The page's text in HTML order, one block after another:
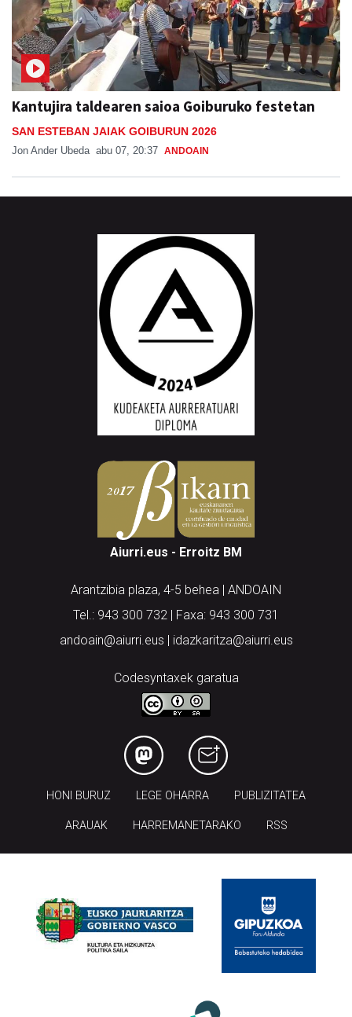
Kantujira taldearen saioa Goiburuko festetan
SAN ESTEBAN JAIAK GOIBURUN 2026
Jon Ander Ubeda abu 07, 20:37 ANDOAIN
Aiurri.eus - Erroitz BM
Arantzibia plaza, 4-5 behea | ANDOAIN
Tel.: 943 300 732 | Faxa: 943 300 731
andoain@aiurri.eus | idazkaritza@aiurri.eus
Codesyntaxek garatua
HONI BURUZ LEGE OHARRA PUBLIZITATEA
ARAUAK HARREMANETARAKO RSS